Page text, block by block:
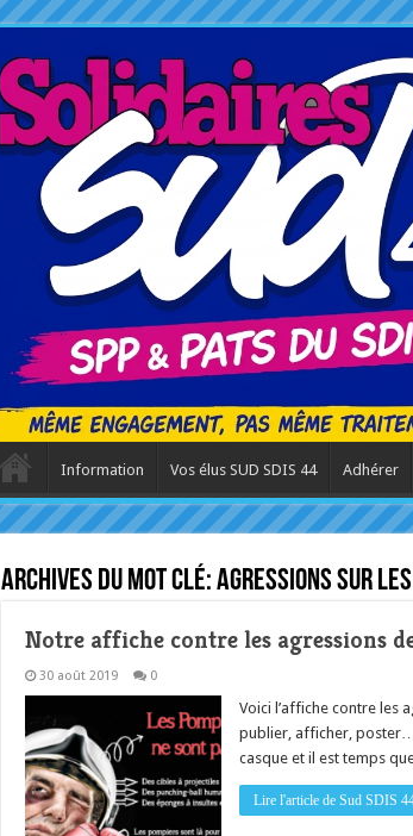
Information Vos élus SUD SDIS 44 Adhérer
Archives du mot clé:agressions sur
Notre affiche contre les agressions
30 août 2019 0
Voici l’affiche contre les
publier, afficher,
casque et il est temps
Lire l'article de Sud SDIS